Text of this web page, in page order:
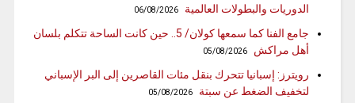
الدوريات والبطولات العالمية
06/08/2026
جامع الفنا كما سمعها كولان/ 5.. حين كانت الساحة تتكلم بلسان
أهل مراكش
05/08/2026
رويترز: إسبانيا تتحرك بنقل مئات القاصرين إلى البر الإسباني
لتخفيف الضغط عن سبتة
05/08/2026